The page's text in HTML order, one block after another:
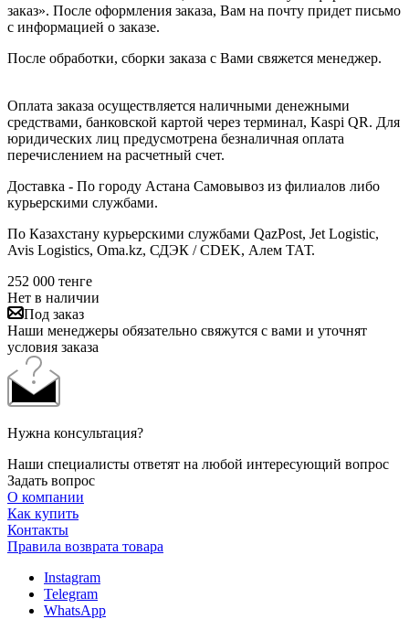
заказ». После оформления заказа, Вам на почту придет письмо
с информацией о заказе.
После обработки, сборки заказа с Вами свяжется менеджер.
Оплата заказа осуществляется наличными денежными
средствами, банковской картой через терминал, Kaspi QR. Для
юридических лиц предусмотрена безналичная оплата
перечислением на расчетный счет.
Доставка - По городу Астана Самовывоз из филиалов либо
курьерскими службами.
По Казахстану курьерскими службами QazPost, Jet Logistic,
Avis Logistics, Oma.kz, СДЭК / CDEK, Алем ТАТ.
252 000 тенге
Нет в наличии
Под заказ
Наши менеджеры обязательно свяжутся с вами и уточнят
условия заказа
Нужна консультация?
Наши специалисты ответят на любой интересующий вопрос
Задать вопрос
О компании
Как купить
Контакты
Правила возврата товара
Instagram
Telegram
WhatsApp